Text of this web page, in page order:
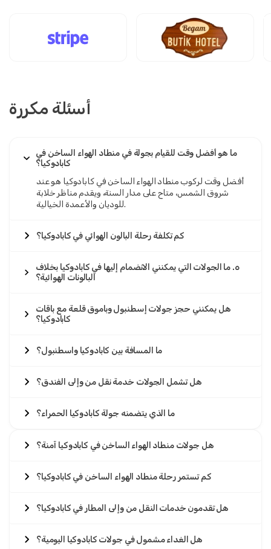
أسئلة مكررة
ما هو أفضل وقت للقيام بجولة في منطاد الهواء الساخن في
كابادوكيا؟
أفضل وقت لركوب منطاد الهواء الساخن في كابادوكيا هو عند
شروق الشمس، متاح على مدار السنة، ويقدم مناظر خلابة
للوديان والأعمدة الخيالية.
كم تكلفة رحلة البالون الهوائي في كابادوكيا؟
٥. ما الجولات التي يمكنني الانضمام إليها في كابادوكيا بخلاف
البالونات الهوائية؟
هل يمكنني حجز جولات إسطنبول وباموق قلعة مع باقات
كابادوكيا؟
ما المسافة بين كابادوكيا واسطنبول؟
هل تشمل الجولات خدمة نقل من وإلى الفندق؟
ما الذي يتضمنه جولة كابادوكيا الحمراء؟
هل جولات منطاد الهواء الساخن في كابادوكيا آمنة؟
كم تستمر رحلة منطاد الهواء الساخن في كابادوكيا؟
هل تقدمون خدمات النقل من وإلى المطار في كابادوكيا؟
هل الغداء مشمول في جولات كابادوكيا اليومية؟